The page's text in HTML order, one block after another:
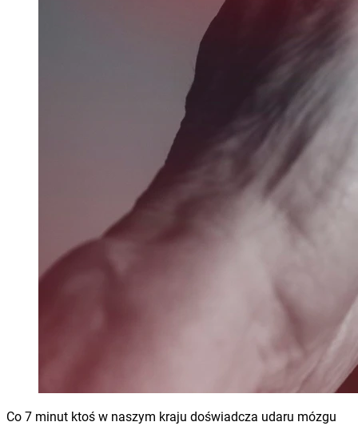
Co 7 minut ktoś w naszym kraju doświadcza udaru mózgu